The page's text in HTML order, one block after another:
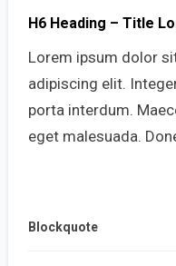
H6 Heading – Title
Lorem ipsum dolor
adipiscing elit.
porta interdum.
eget malesuada.
Blockquote